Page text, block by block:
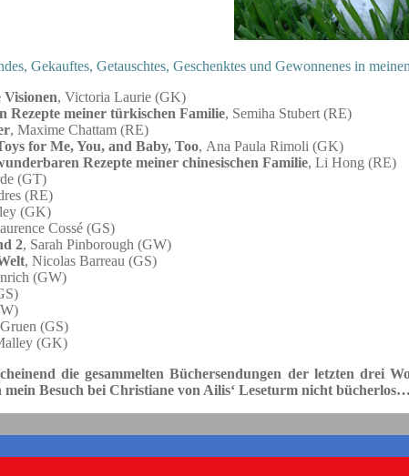
Gekauftes, Getauschtes, Geschenktes und Gewonnenes in
, Victoria Laurie (GK)
Rezepte meiner türkischen Familie, Semiha Stubert (RE)
, Maxime Chattam (RE)
for Me, You, and Baby, Too, Ana Paula Rimoli (GK)
Rezepte meiner chinesischen Familie, Li Hong (RE)
(GT)
(RE)
(GK)
Cossé (GS)
2, Sarah Pinborough (GW)
, Nicolas Barreau (GS)
(GW)
(GS)
(GK)
die gesammelten Büchersendungen der letzten drei
mein Besuch bei Christiane von Ailis‘ Leseturm nicht